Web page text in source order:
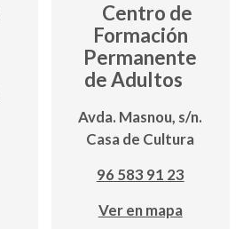
Centro de
Formación
Permanente
de Adultos
Avda. Masnou, s/n.
Casa de Cultura
96 583 91 23
Ver en mapa